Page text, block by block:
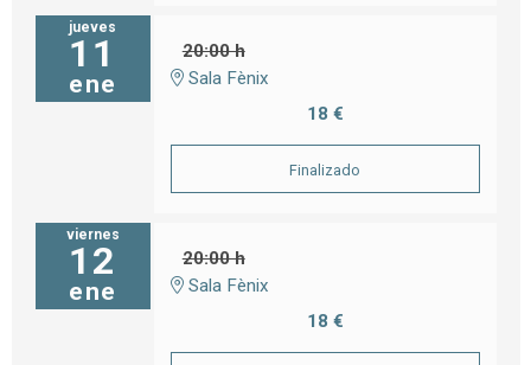
jueves
11
ene
20:00 h
Sala Fènix
18 €
Finalizado
viernes
12
ene
20:00 h
Sala Fènix
18 €